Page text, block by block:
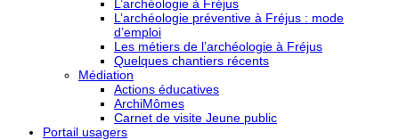
L’archéologie à Fréjus
L’archéologie préventive à Fréjus : mode
d’emploi
Les métiers de l’archéologie à Fréjus
Quelques chantiers récents
Médiation
Actions éducatives
ArchiMômes
Carnet de visite Jeune public
Portail usagers